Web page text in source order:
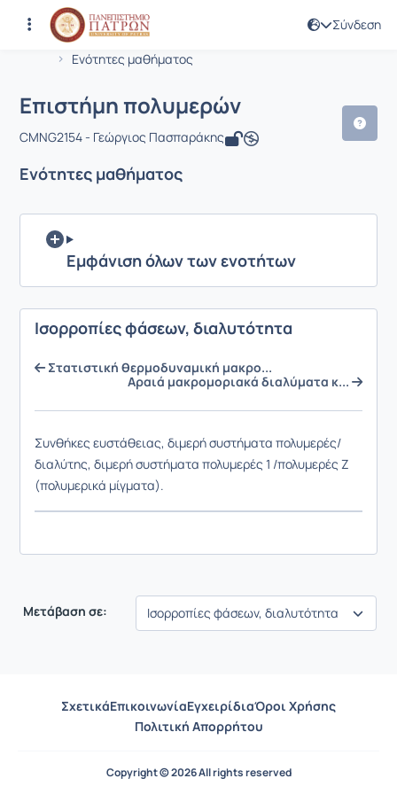
Σύνδεση
Αρχική Σελίδα
Ενότητες μαθήματος
Μάθημα : Επιστήμη πολυμερών
Κωδικός : CMNG2154
Επιστήμη πολυμερών
CMNG2154 - Γεώργιος Πασπαράκης
Ενότητες μαθήματος
Εμφάνιση όλων των ενοτήτων
Ισορροπίες φάσεων, διαλυτότητα
Στατιστική θερμοδυναμική μακρο...
Αραιά μακρομοριακά διαλύματα κ...
Συνθήκες ευστάθειας, διμερή συστήματα πολυμερές/
διαλύτης, διμερή συστήματα πολυμερές 1 /πολυμερές Ζ
(πολυμερικά μίγματα).
Μετάβαση σε:
ΣχετικάΕπικοινωνίαΕγχειρίδιαΌροι Χρήσης
Πολιτική Απορρήτου
Copyright © 2026 All rights reserved